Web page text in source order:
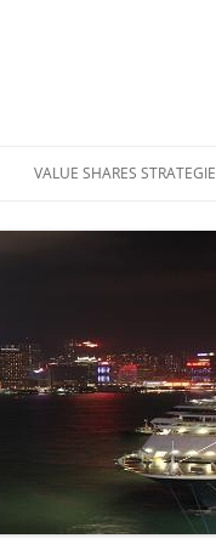
VALUE SHARES STRATEGIE